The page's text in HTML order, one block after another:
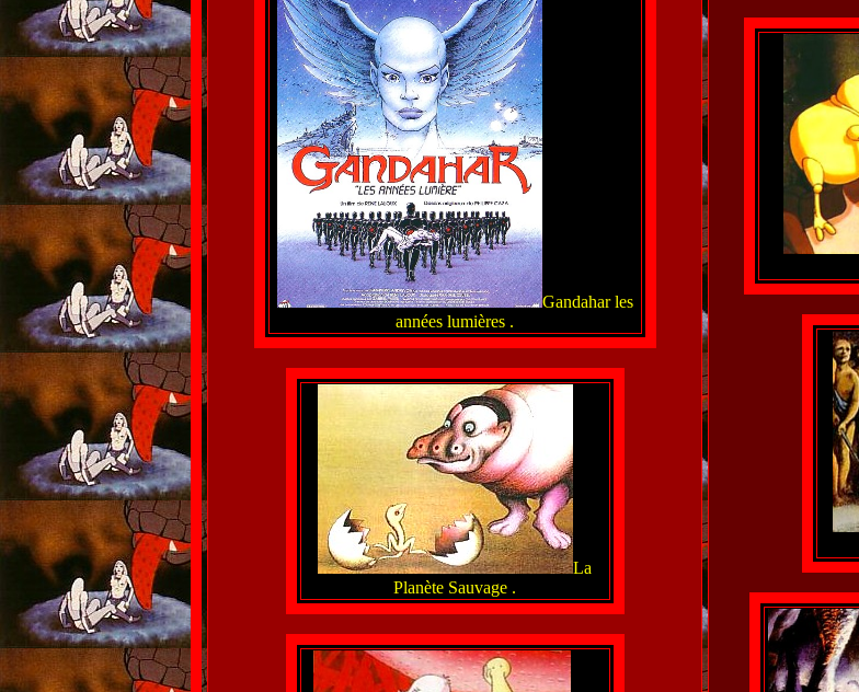
Gandahar les
années lumières .
La
Planète Sauvage .